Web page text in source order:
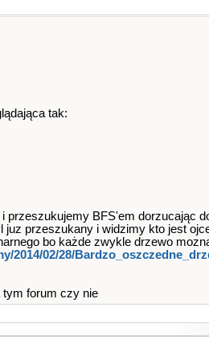
tak:
BFS'em dorzucając
przeszukany i widzimy kto jest
bo każde zwykle drzewo
2014/02/28​/
tym forum czy nie